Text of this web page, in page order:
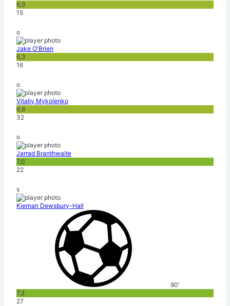
6,9
15
o
Jake O'Brien
6,3
16
o
Vitaliy Mykolenko
6,6
32
o
Jarrad Branthwaite
7,0
22
s
Kiernan Dewsbury-Hall
90'
7,2
27